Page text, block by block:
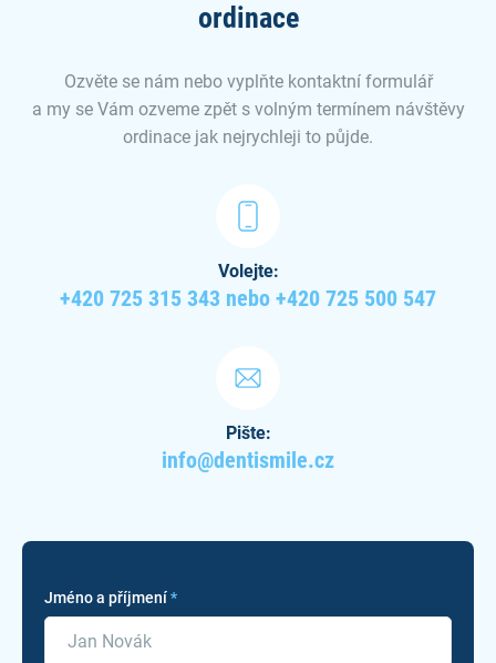
ordinace
Ozvěte se nám nebo vyplňte kontaktní formulář
a my se Vám ozveme zpět s volným termínem návštěvy
ordinace jak nejrychleji to půjde.
Volejte:
+420 725 315 343 nebo +420 725 500 547
Pište:
info@dentismile.cz
Jméno a příjmení*